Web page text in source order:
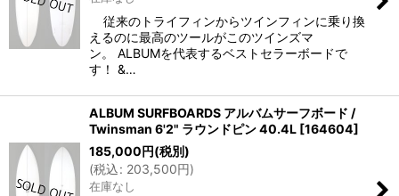
従来のトライフィンからツインフィンに乗り換
えるのに最高のツールがこのツインズマ
ン。 ALBUMを代表するベストセラーボードで
す！ &…
ALBUM SURFBOARDS アルバムサーフボード /
Twinsman 6'2" ラウンドピン 40.4L [164604]
185,000円(税別)
(税込: 203,500円)
在庫なし